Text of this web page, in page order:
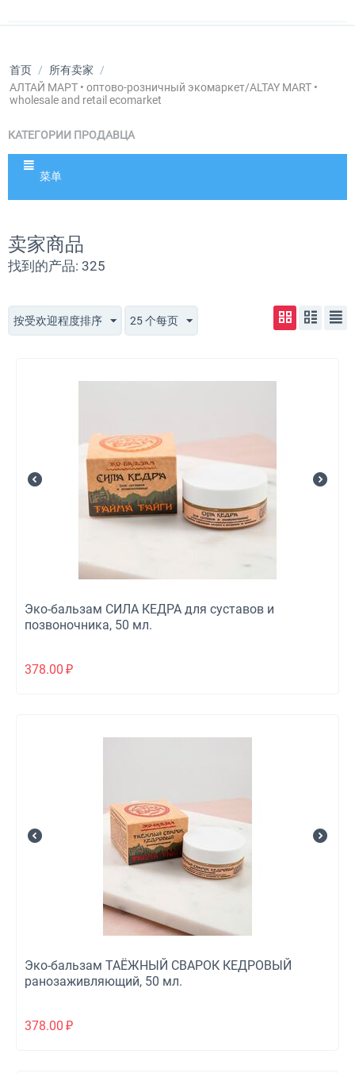
首页 / 所有卖家
/
АЛТАЙ МАРТ • оптово-розничный экомаркет/ALTAY MART •
wholesale and retail ecomarket
КАТЕГОРИИ ПРОДАВЦА
菜单
卖家商品
找到的产品: 325
按受欢迎程度排序 25 个每页
Эко-бальзам СИЛА КЕДРА для суставов и
позвоночника, 50 мл.
378.00 ₽
Эко-бальзам ТАЁЖНЫЙ СВАРОК КЕДРОВЫЙ
ранозаживляющий, 50 мл.
378.00 ₽